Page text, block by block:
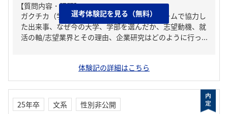
【質問内容・課題】
ガクチカ（学生時代に力を入れたこと）、チームで協力し
た出来事、なぜ今の大学、学部を選んだか、志望動機、就
活の軸/志望業界とその理由、企業研究はどのように行っ...
選考体験記を見る（無料）
体験記の詳細はこちら
25年卒 文系
性別非公開